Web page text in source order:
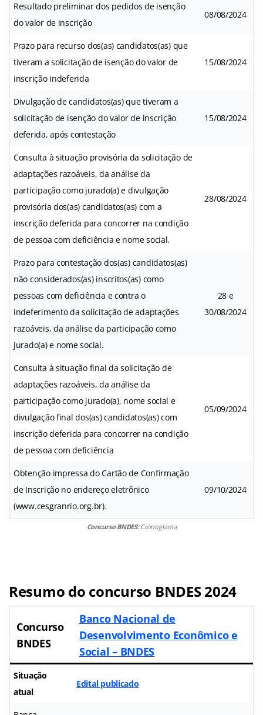
Resultado preliminar dos pedidos de isenção
do valor de inscrição
08/08/2024
Prazo para recurso dos(as) candidatos(as) que
tiveram a solicitação de isenção do valor de
inscrição indeferida
15/08/2024
Divulgação de candidatos(as) que tiveram a
solicitação de isenção do valor de inscrição
deferida, após contestação
15/08/2024
Consulta à situação provisória da solicitação de
adaptações razoáveis, da análise da
participação como jurado(a) e divulgação
provisória dos(as) candidatos(as) com a
inscrição deferida para concorrer na condição
de pessoa com deficiência e nome social.
28/08/2024
Prazo para contestação dos(as) candidatos(as)
não considerados(as) inscritos(as) como
pessoas com deficiência e contra o
indeferimento da solicitação de adaptações
razoáveis, da análise da participação como
jurado(a) e nome social.
28 e
30/08/2024
Consulta à situação final da solicitação de
adaptações razoáveis, da análise da
participação como jurado(a), nome social e
divulgação final dos(as) candidatos(as) com
inscrição deferida para concorrer na condição
de pessoa com deficiência
05/09/2024
Obtenção impressa do Cartão de Confirmação
de Inscrição no endereço eletrônico
(www.cesgranrio.org.br).
09/10/2024
Concurso BNDES:Cronograma
Resumo do concurso BNDES 2024
Concurso
BNDES
Banco Nacional de
Desenvolvimento Econômico e
Social – BNDES
Situação
atual
Edital publicado